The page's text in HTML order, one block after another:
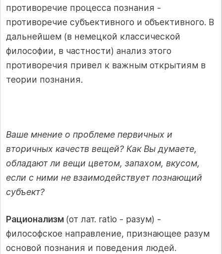
противоречие процесса познания -
противоречие субъективного и объективного. В
дальнейшем (в немецкой классической
философии, в частности) анализ этого
противоречия привел к важным открытиям в
теории познания.
Ваше мнение о проблеме первичных и
вторичных качеств вещей? Как Вы думаете,
обладают ли вещи цветом, запахом, вкусом,
если с ними не взаимодействует познающий
субъект?
Рационализм (от лат. ratio - разум) -
философское направление, признающее разум
основой познания и поведения людей.